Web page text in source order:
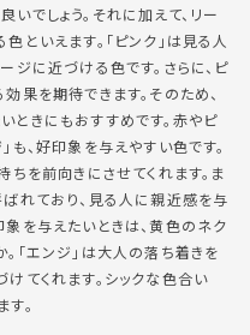
でしょう。それに加えて、リー
といえます。「ピンク」は見る人
ジに近づける色です。さらに、ピ
果を期待できます。そのため、
ときにもおすすめです。赤やピ
も、好印象を与えやすい色です。
ちを前向きにさせてくれます。ま
ばれており、見る人に親近感を与
象を与えたいときは、黄色のネク
「エンジ」は大人の落ち着きを
てくれます。シックな色合い
。